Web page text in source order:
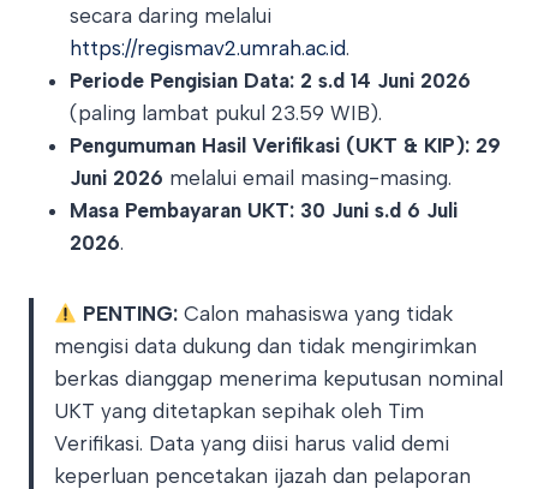
secara daring melalui
https://regismav2.umrah.ac.id.
Periode Pengisian Data: 2 s.d 14 Juni 2026
(paling lambat pukul 23.59 WIB).
Pengumuman Hasil Verifikasi (UKT & KIP): 29
Juni 2026 melalui email masing-masing.
Masa Pembayaran UKT: 30 Juni s.d 6 Juli
2026.
PENTING: Calon mahasiswa yang tidak
mengisi data dukung dan tidak mengirimkan
berkas dianggap menerima keputusan nominal
UKT yang ditetapkan sepihak oleh Tim
Verifikasi. Data yang diisi harus valid demi
keperluan pencetakan ijazah dan pelaporan